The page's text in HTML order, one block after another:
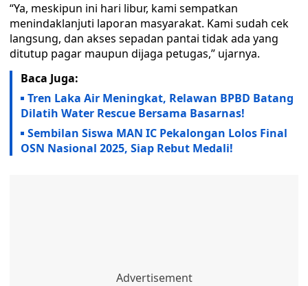
“Ya, meskipun ini hari libur, kami sempatkan
menindaklanjuti laporan masyarakat. Kami sudah cek
langsung, dan akses sepadan pantai tidak ada yang
ditutup pagar maupun dijaga petugas,” ujarnya.
Baca Juga:
Tren Laka Air Meningkat, Relawan BPBD Batang
Dilatih Water Rescue Bersama Basarnas!
Sembilan Siswa MAN IC Pekalongan Lolos Final
OSN Nasional 2025, Siap Rebut Medali!